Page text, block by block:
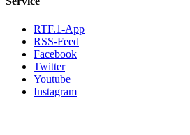
RTF.1-App
RSS-Feed
Facebook
Twitter
Youtube
Instagram